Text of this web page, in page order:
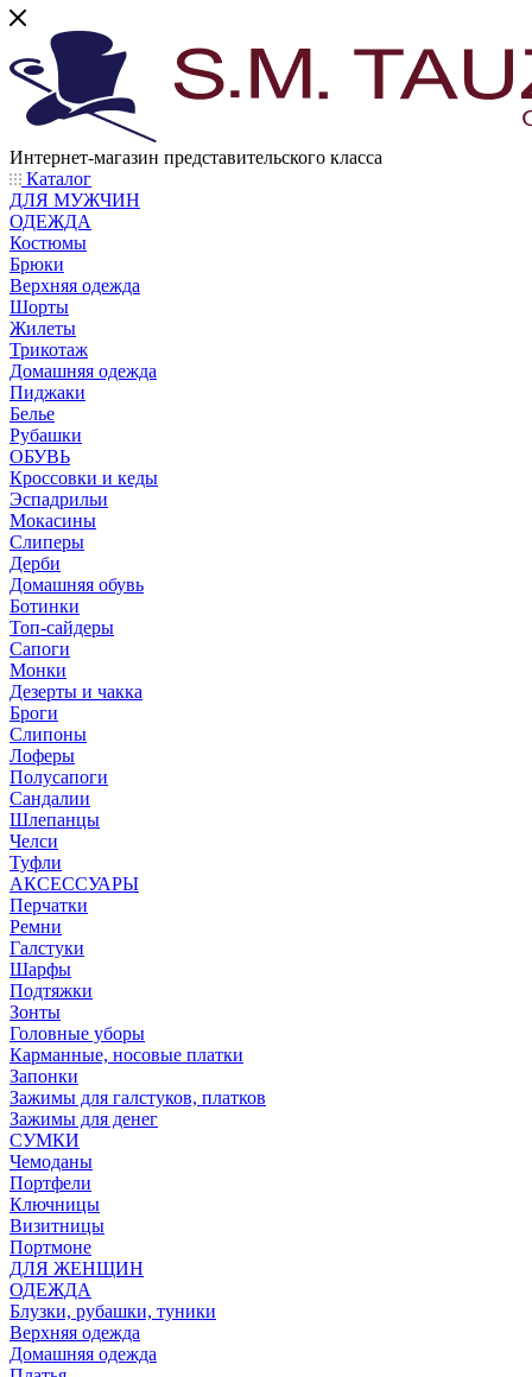
Интернет-магазин представительского класса
Каталог
ДЛЯ МУЖЧИН
ОДЕЖДА
Костюмы
Брюки
Верхняя одежда
Шорты
Жилеты
Трикотаж
Домашняя одежда
Пиджаки
Белье
Рубашки
ОБУВЬ
Кроссовки и кеды
Эспадрильи
Мокасины
Слиперы
Дерби
Домашняя обувь
Ботинки
Топ-сайдеры
Сапоги
Монки
Дезерты и чакка
Броги
Слипоны
Лоферы
Полусапоги
Сандалии
Шлепанцы
Челси
Туфли
АКСЕССУАРЫ
Перчатки
Ремни
Галстуки
Шарфы
Подтяжки
Зонты
Головные уборы
Карманные, носовые платки
Запонки
Зажимы для галстуков, платков
Зажимы для денег
СУМКИ
Чемоданы
Портфели
Ключницы
Визитницы
Портмоне
ДЛЯ ЖЕНЩИН
ОДЕЖДА
Блузки, рубашки, туники
Верхняя одежда
Домашняя одежда